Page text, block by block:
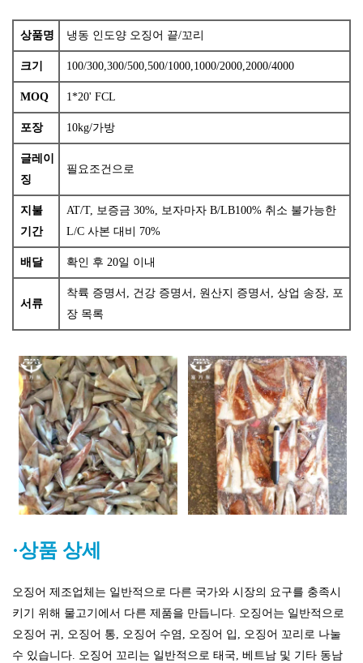
상품명 냉동 인도양 오징어 끝/꼬리
크기 100/300,300/500,500/1000,1000/2000,2000/4000
MOQ 1*20' FCL
포장 10kg/가방
글레이
징
필요조건으로
지불
기간
AT/T, 보증금 30%, 보자마자 B/LB100% 취소 불가능한
L/C 사본 대비 70%
배달 확인 후 20일 이내
서류
착륙 증명서, 건강 증명서, 원산지 증명서, 상업 송장, 포
장 목록
·상품 상세
오징어 제조업체는 일반적으로 다른 국가와 시장의 요구를 충족시
키기 위해 물고기에서 다른 제품을 만듭니다. 오징어는 일반적으로
오징어 귀, 오징어 통, 오징어 수염, 오징어 입, 오징어 꼬리로 나눌
수 있습니다. 오징어 꼬리는 일반적으로 태국, 베트남 및 기타 동남